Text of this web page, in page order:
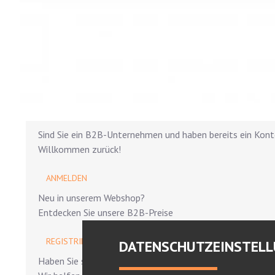
Sind Sie ein B2B-Unternehmen und haben bereits ein
Willkommen zurück!
ANMELDEN
Neu in unserem Webshop?
Entdecken Sie unsere B2B-Preise
REGISTRIEREN
Haben Sie spezielle Anforderungen?